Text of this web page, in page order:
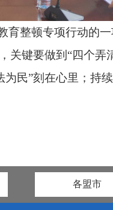
育整顿专项行动的
关键要做到“四个弄
民”刻在心里；持
各盟市